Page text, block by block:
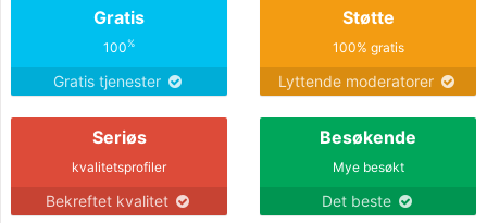
Gratis
100%
Gratis tjenester
Støtte
100% gratis
Lyttende moderatorer
Seriøs
kvalitetsprofiler
Bekreftet kvalitet
Besøkende
Mye besøkt
Det beste